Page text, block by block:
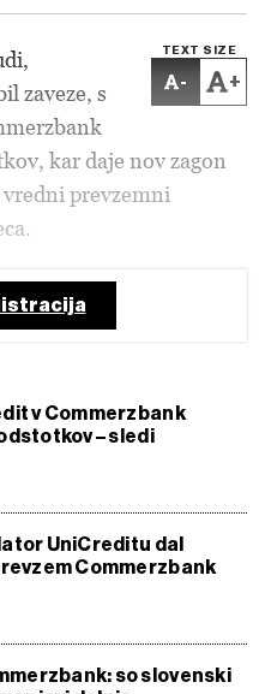
TEXT SIZE
- +
zaveze, s
kar daje nov zagon
prevzemni
v Commerzbank
– sledi
UniCreditu dal
Commerzbank
so slovenski